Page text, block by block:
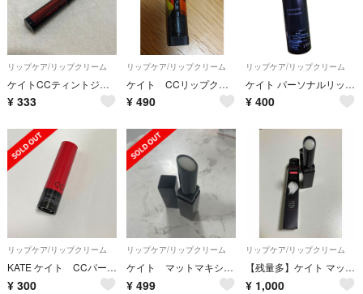
リップケア/リップクリーム
ケイトCCティントジェル01
¥ 333
リップケア/リップクリーム
ケイト CCリップクリームN カモフラ 07
¥ 490
リップケア/リップクリーム
ケイト パーソナルリップクリーム 06 ヘルシー血色感(3.7g)
¥ 400
リップケア/リップクリーム
KATE ケイト CCパーソナルリップクリーム RD-1
¥ 300
リップケア/リップクリーム
ケイト マットマキシマイザー ex-1
¥ 499
リップケア/リップクリーム
【残量多】ケイト マットマキシマイザー リップ下地 ベース スリム 限定
¥ 1,000